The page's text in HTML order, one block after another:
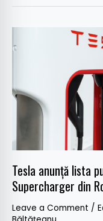
Tesla anunță lista
Supercharger din
Leave a Comment /
anunță
de
încărcare
Supercharger
din